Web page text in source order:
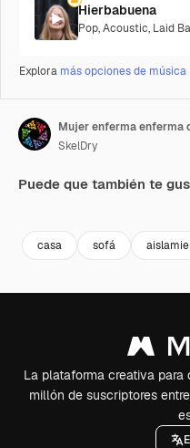
Hierbabuena
Pop,Acoustic, Laid
Explora más opciones de música
SkelDry
Puede que también te
casa sofá
La plataforma creativa
millón de suscriptores